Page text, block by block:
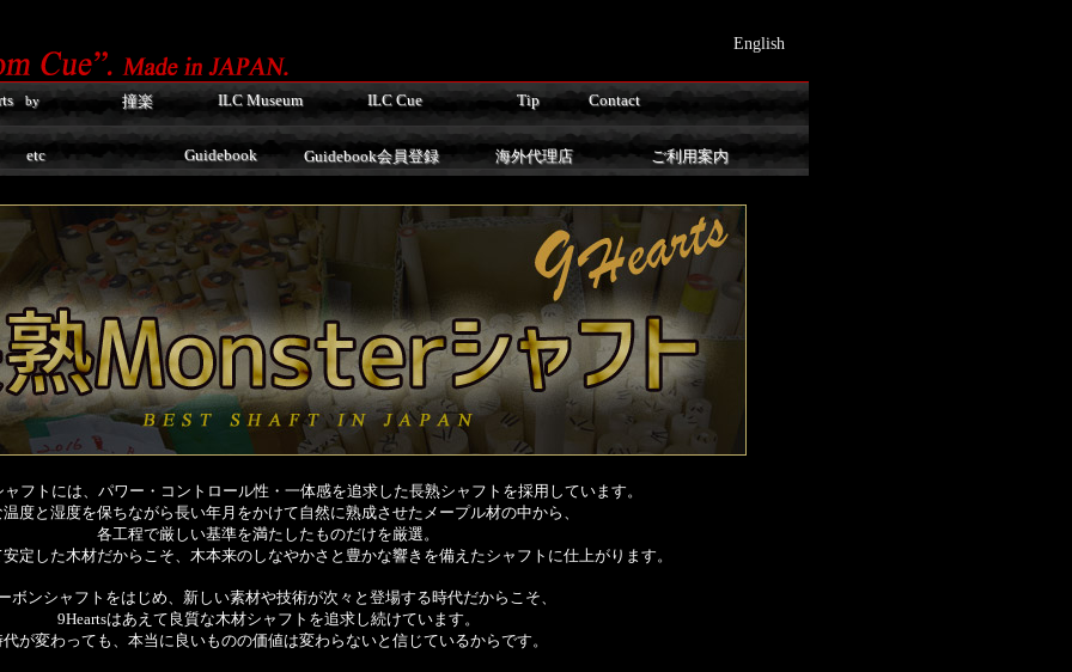
English
by 撞楽 ILC Museum ILC Cue Tip Contact
etc Guidebook Guidebook会員登録 海外代理店 ご利用案内
ャフトには、パワー・コントロール性・一体感を追求した長熟シャフトを採用しています。
度と湿度を保ちながら長い年月をかけて自然に熟成させたメープル材の中から、
各工程で厳しい基準を満たしたものだけを厳選。
定した木材だからこそ、木本来のしなやかさと豊かな響きを備えたシャフトに仕上がります。
ボンシャフトをはじめ、新しい素材や技術が次々と登場する時代だからこそ、
9Heartsはあえて良質な木材シャフトを追求し続けています。
代が変わっても、本当に良いものの価値は変わらないと信じているからです。